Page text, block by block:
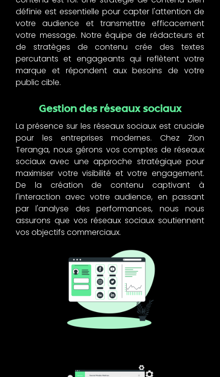
définie est essentielle pour capter l'attention de
votre audience et transmettre efficacement
votre message. Notre équipe de rédacteurs et
de stratèges de contenu crée des textes
percutants et engageants qui reflètent votre
marque et répondent aux besoins de votre
public cible.
Gestion des réseaux sociaux
La présence sur les réseaux sociaux est cruciale
pour les entreprises modernes. Chez Zion
Teranga, nous gérons vos comptes de réseaux
sociaux avec une approche stratégique pour
maximiser votre visibilité et votre engagement.
De la création de contenu captivant à
l'interaction avec votre audience, en passant
par l'analyse des performances, nous nous
assurons que vos réseaux sociaux soutiennent
vos objectifs commerciaux.